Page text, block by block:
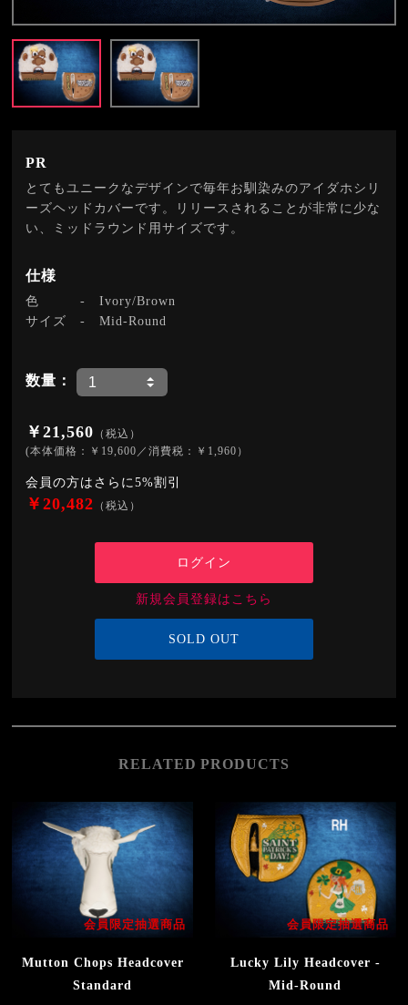
PR
とてもユニークなデザインで毎年お馴染みのアイダホシリ
ーズヘッドカバーです。リリースされることが非常に少な
い、ミッドラウンド用サイズです。
仕様
色 -Ivory/Brown
サイズ -Mid-Round
数量：
￥21,560 （税込）
(本体価格：￥19,600／消費税：￥1,960）
会員の方はさらに5%割引
￥20,482 （税込）
ログイン
新規会員登録はこちら
SOLD OUT
RELATED PRODUCTS
会員限定抽選商品
Mutton Chops Headcover
Standard
会員限定抽選商品
Lucky Lily Headcover -
Mid-Round